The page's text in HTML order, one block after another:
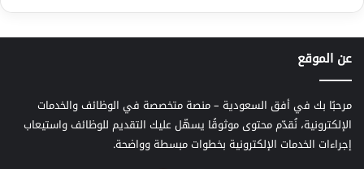
عن الموقع
مرحبًا بك في أفق السعودية – منصة متخصصة في الوظائف والخدمات
الإلكترونية، نُقدّم محتوى موثوقًا يسهّل عليك التقديم للوظائف واستيعاب
إجراءات الخدمات الإلكترونية بخطوات مبسطة وواضحة.